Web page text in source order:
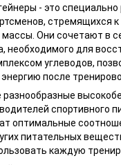
- это
стремящихся
Они сочетают в
необходимого для
углеводов,
после
разнообразные
спортивного
оптимальные
питательных
каждую